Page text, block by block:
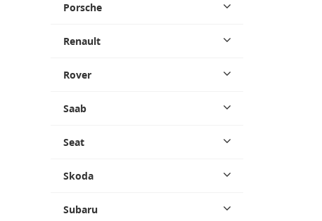
Porsche
Renault
Rover
Saab
Seat
Skoda
Subaru